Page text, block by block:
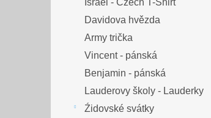
Davidova hvězda
Army trička
Vincent - pánská
Benjamin - pánská
Lauderovy školy - Lauderky
Źidovské svátky